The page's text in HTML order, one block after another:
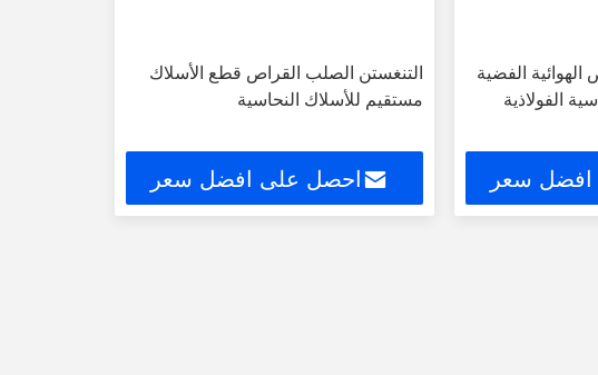
الفضية
الفولاذية
سعر
التنغستن الصلب القراص قطع الأسلاك
مستقيم للأسلاك النحاسية
احصل على افضل سعر